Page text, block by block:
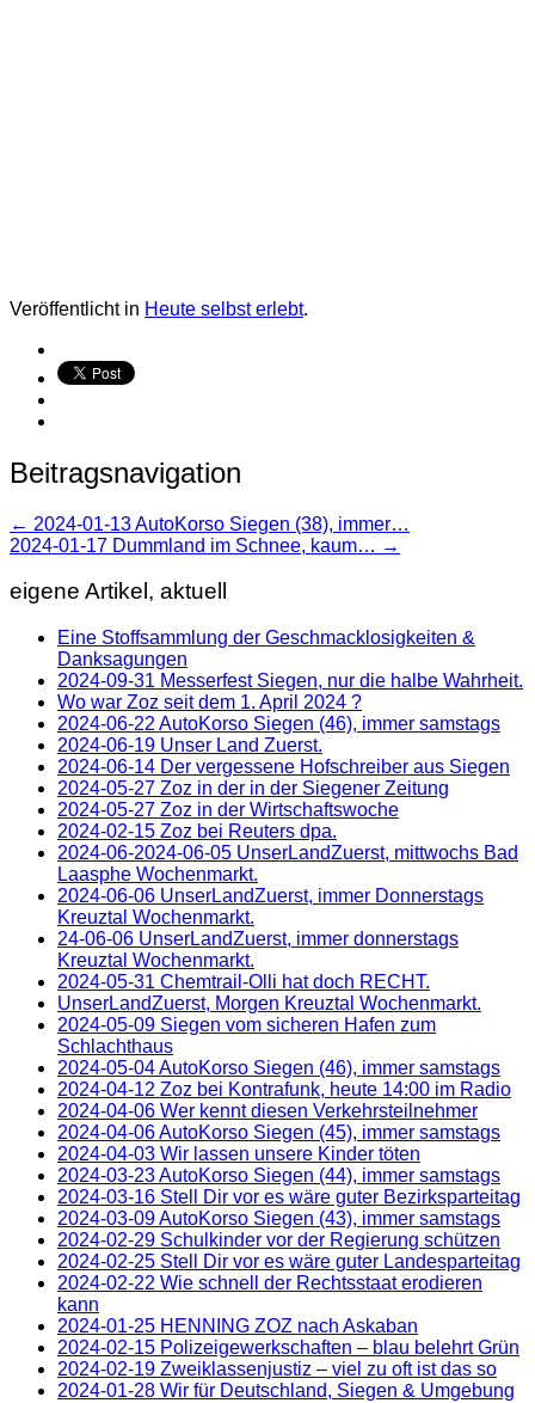
Veröffentlicht in Heute selbst erlebt.
Beitragsnavigation
← 2024-01-13 AutoKorso Siegen (38), immer…
2024-01-17 Dummland im Schnee, kaum… →
eigene Artikel, aktuell
Eine Stoffsammlung der Geschmacklosigkeiten &
Danksagungen
2024-09-31 Messerfest Siegen, nur die halbe Wahrheit.
Wo war Zoz seit dem 1. April 2024 ?
2024-06-22 AutoKorso Siegen (46), immer samstags
2024-06-19 Unser Land Zuerst.
2024-06-14 Der vergessene Hofschreiber aus Siegen
2024-05-27 Zoz in der in der Siegener Zeitung
2024-05-27 Zoz in der Wirtschaftswoche
2024-02-15 Zoz bei Reuters dpa.
2024-06-2024-06-05 UnserLandZuerst, mittwochs Bad
Laasphe Wochenmarkt.
2024-06-06 UnserLandZuerst, immer Donnerstags
Kreuztal Wochenmarkt.
24-06-06 UnserLandZuerst, immer donnerstags
Kreuztal Wochenmarkt.
2024-05-31 Chemtrail-Olli hat doch RECHT.
UnserLandZuerst, Morgen Kreuztal Wochenmarkt.
2024-05-09 Siegen vom sicheren Hafen zum
Schlachthaus
2024-05-04 AutoKorso Siegen (46), immer samstags
2024-04-12 Zoz bei Kontrafunk, heute 14:00 im Radio
2024-04-06 Wer kennt diesen Verkehrsteilnehmer
2024-04-06 AutoKorso Siegen (45), immer samstags
2024-04-03 Wir lassen unsere Kinder töten
2024-03-23 AutoKorso Siegen (44), immer samstags
2024-03-16 Stell Dir vor es wäre guter Bezirksparteitag
2024-03-09 AutoKorso Siegen (43), immer samstags
2024-02-29 Schulkinder vor der Regierung schützen
2024-02-25 Stell Dir vor es wäre guter Landesparteitag
2024-02-22 Wie schnell der Rechtsstaat erodieren
kann
2024-01-25 HENNING ZOZ nach Askaban
2024-02-15 Polizeigewerkschaften – blau belehrt Grün
2024-02-19 Zweiklassenjustiz – viel zu oft ist das so
2024-01-28 Wir für Deutschland, Siegen & Umgebung